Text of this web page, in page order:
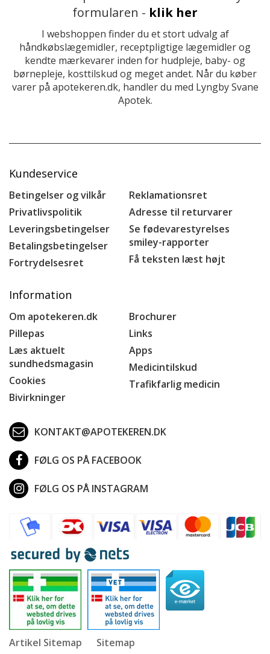
formularen - klik her
I webshoppen finder du et stort udvalg af
håndkøbslægemidler, receptpligtige lægemidler og
kendte mærkevarer inden for hudpleje, baby- og
børnepleje, kosttilskud og meget andet. Når du køber
varer på apotekeren.dk, handler du med Lyngby Svane
Apotek.
Kundeservice
Betingelser og vilkår
Privatlivspolitik
Leveringsbetingelser
Betalingsbetingelser
Fortrydelsesret
Reklamationsret
Adresse til returvarer
Se fødevarestyrelses
smiley-rapporter
Få teksten læst højt
Information
Om apotekeren.dk
Pillepas
Læs aktuelt
sundhedsmagasin
Cookies
Bivirkninger
Brochurer
Links
Apps
Medicintilskud
Trafikfarlig medicin
KONTAKT@APOTEKEREN.DK
FØLG OS PÅ FACEBOOK
FØLG OS PÅ INSTAGRAM
Artikel Sitemap Sitemap